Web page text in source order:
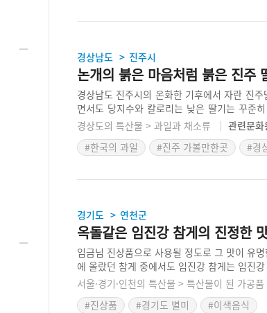
경상남도 > 진주시
논개의 붉은 마음처럼 붉은 진주
경상남도 진주시의 온화한 기후에서 자란 진
면서도 당지수와 칼로리는 낮은 딸기는 꾸준
서 일본에서 품종을 들여와 수많은 시행착오
었던 ‘육보’ 대신 국산 품종인 ‘설향’,‘매향’,‘금
경상도의 특산물 > 과일과 채소류 관련문화
#한국의 과일
#진주 가볼만한곳 #경
경기도 > 연천군
옥돌같은 임진강 참게의 진정한
임금님 진상품으로 사용될 정도로 그 맛이 유
에 올랐던 참게 중에서도 임진강 참게는 임진
해 연천 임진강 지역은 빨리 추워져 산란과 월
맛이 더 고소하고 담백하게 된다. 고랑포에서
서울·경기·인천의 특산물 > 특산물이 된 가공품
#진상품
#경기도 별미 #이색음식